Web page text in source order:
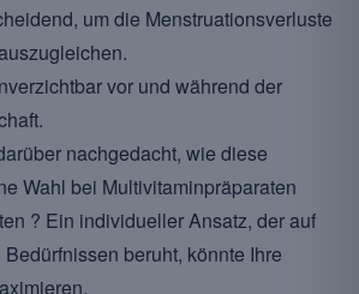
um die Menstruationsverluste
vor und während der
nachgedacht, wie diese
Wahl bei Multivitaminpräparaten
? Ein individueller Ansatz, der auf
beruht, könnte Ihre